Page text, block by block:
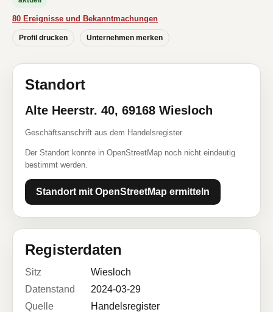
80 Ereignisse und Bekanntmachungen
Profil drucken Unternehmen merken
Standort
Alte Heerstr. 40, 69168 Wiesloch
Geschäftsanschrift aus dem Handelsregister
Der Standort konnte in OpenStreetMap noch nicht eindeutig
bestimmt werden.
Standort mit OpenStreetMap ermitteln
Registerdaten
Sitz
Wiesloch
Datenstand
2024-03-29
Quelle
Handelsregister